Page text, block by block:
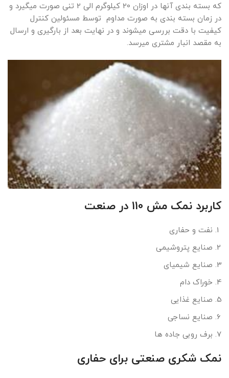
که بسته بندی آنها در اوزان 20 کیلوگرم الی 2 تنی صورت میگیرد و
در زمان بسته بندی به صورت مداوم توسط مسئولین کنترل
کیفیت با دقت بررسی میشوند و در نهایت بعد از بارگیری و ارسال
به مقصد انبار مشتری میرسد.
کاربرد نمک مش 110 در صنعت
نفت و حفاری
صنایع پتروشیمی
صنایع شیمیای
خوراک دام
صنایع غذایی
صنایع نساجی
برف روبی جاده ها
نمک شکری صنعتی برای حفاری